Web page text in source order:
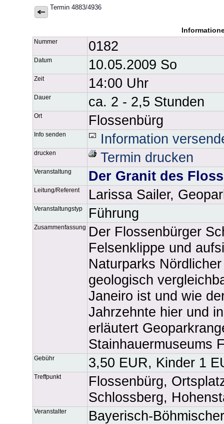
Termin 4883/4936
Nummer 0182
Datum 10.05.2009 So
Zeit 14:00 Uhr
Dauer ca. 2 - 2,5 Stunden
Ort Flossenbürg
Info senden Information
drucken Termin drucken
Veranstaltung Der Granit des
Leitung/Referent Larissa Sailer,
Veranstaltungstyp Führung
Zusammenfassung
Der Flossenbürger
Felsenklippe und
Naturparks
geologisch
Janeiro ist und wie
Jahrzehnte hier und
erläutert
Stainhauermuseums
Gebühr 3,50 EUR, Kinder 1
Treffpunkt
Flossenbürg,
Schlossberg,
Veranstalter Bayerisch-